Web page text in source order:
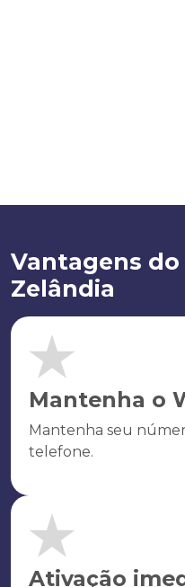
Vantagens do
Zelândia
Mantenha o
Mantenha seu
telefone.
Ativação